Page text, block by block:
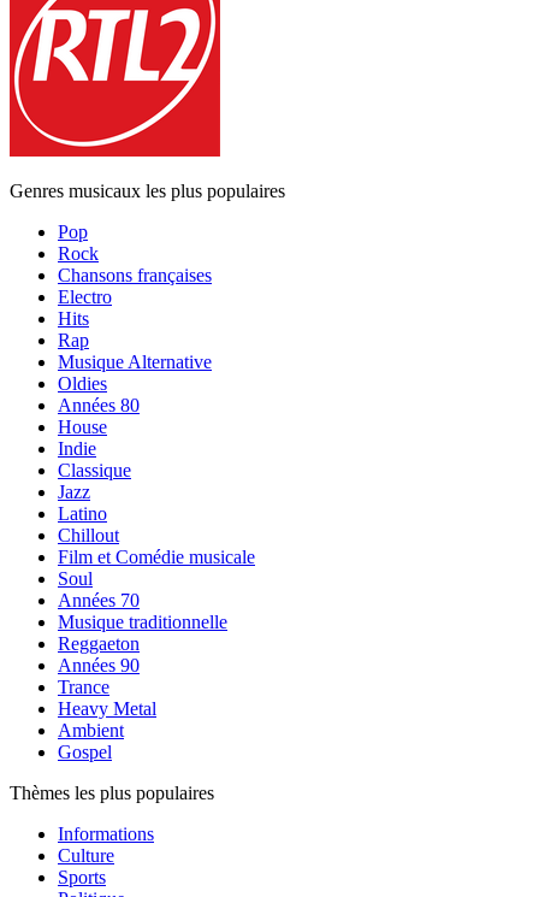
Genres musicaux les plus populaires
Pop
Rock
Chansons françaises
Electro
Hits
Rap
Musique Alternative
Oldies
Années 80
House
Indie
Classique
Jazz
Latino
Chillout
Film et Comédie musicale
Soul
Années 70
Musique traditionnelle
Reggaeton
Années 90
Trance
Heavy Metal
Ambient
Gospel
Thèmes les plus populaires
Informations
Culture
Sports